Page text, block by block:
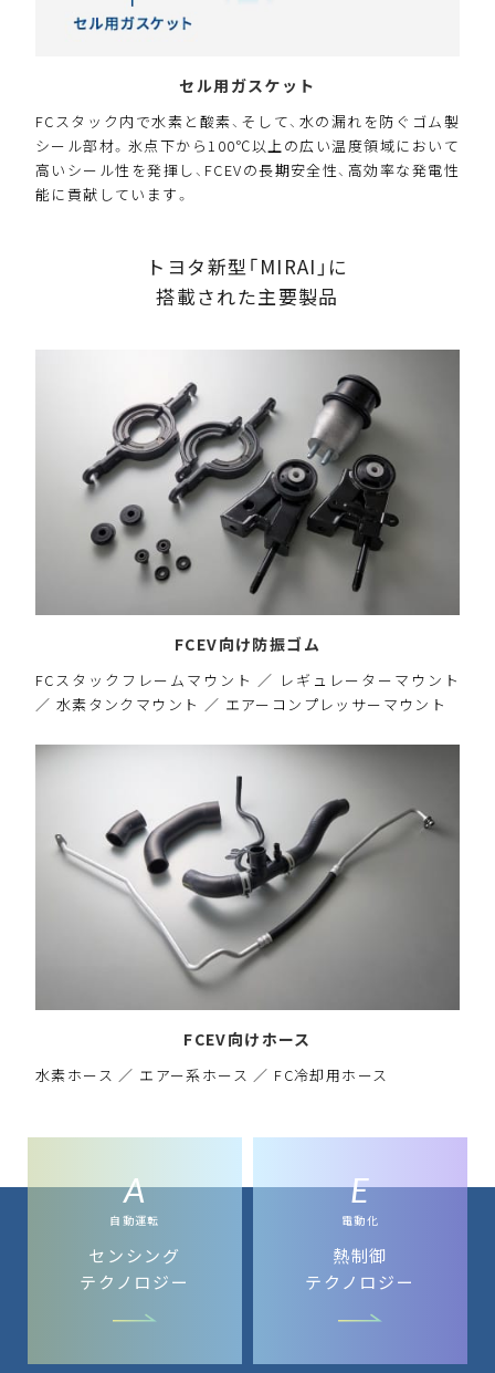
セル用ガスケット
FCスタック内で水素と酸素、そして、水の漏れを防ぐゴム製
シール部材。氷点下から100℃以上の広い温度領域において
高いシール性を発揮し、FCEVの長期安全性、高効率な発電性
能に貢献しています。
トヨタ新型「MIRAI」に
搭載された主要製品
FCEV向け防振ゴム
FCスタックフレームマウント ／ レギュレーターマウント
／ 水素タンクマウント ／ エアーコンプレッサーマウント
FCEV向けホース
水素ホース ／ エアー系ホース ／ FC冷却用ホース
A
自動運転
センシング
テクノロジー
E
電動化
熱制御
テクノロジー